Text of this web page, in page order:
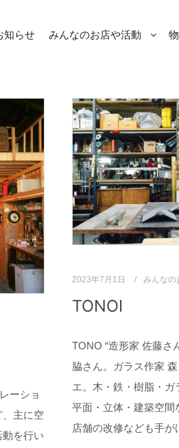
知らせ みんなのお店や活動
ーショ
、主に空
を行い
2023年7月1日 みんなの
TONOI
TONO “造形家 佐藤さ
脇さん。ガラス作家
エ。木・鉄・樹脂・
平面・立体・建築空間
店舗の改修なども手